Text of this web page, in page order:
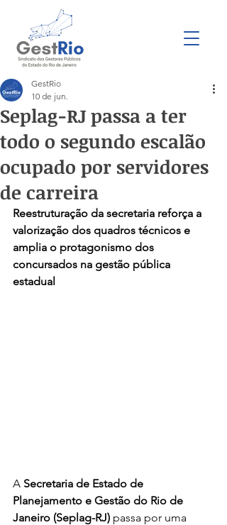
Seplag-RJ passa a ter
todo o segundo escalão
ocupado por servidores
de carreira
GestRio
10 de jun.
Reestruturação da secretaria reforça a
valorização dos quadros técnicos e
amplia o protagonismo dos
concursados na gestão pública
estadual
A Secretaria de Estado de
Planejamento e Gestão do Rio de
Janeiro (Seplag-RJ) passa por uma